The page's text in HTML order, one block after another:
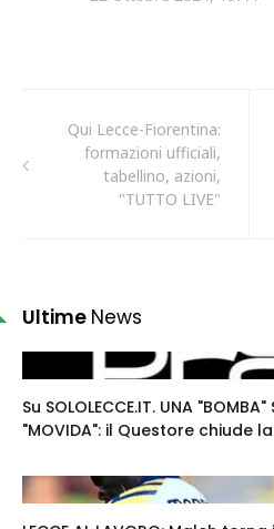
Qui Lecce-Fiorentina:
formazioni ufficiali,
tabellino, azioni,
"TUTTO LIVE"
Ultime News
Su SOLOLECCE.IT. UNA "BOMBA"
"MOVIDA": il Questore chiude